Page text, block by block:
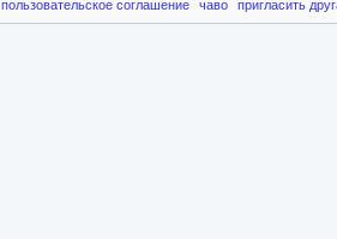
пользовательское соглашение чаво пригласить